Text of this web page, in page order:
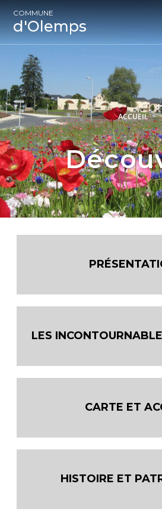
COMMUNE
d'Olemps
ACCUEIL
LES
CARTE ET
HISTOIRE ET